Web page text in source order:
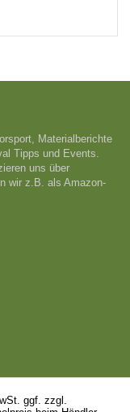
Materialberichte
Tipps und Events.
uns über
wir z.B. als Amazon-
ggf. zzgl.